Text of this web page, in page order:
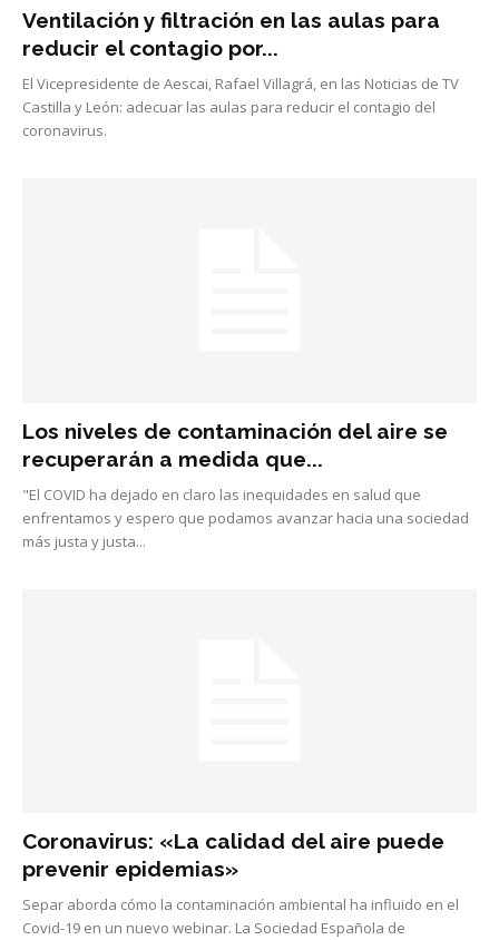
Ventilación y filtración en las aulas para
reducir el contagio por...
El Vicepresidente de Aescai, Rafael Villagrá, en las Noticias de TV
Castilla y León: adecuar las aulas para reducir el contagio del
coronavirus.
Los niveles de contaminación del aire se
recuperarán a medida que...
"El COVID ha dejado en claro las inequidades en salud que
enfrentamos y espero que podamos avanzar hacia una sociedad
más justa y justa...
Coronavirus: «La calidad del aire puede
prevenir epidemias»
Separ aborda cómo la contaminación ambiental ha influido en el
Covid-19 en un nuevo webinar. La Sociedad Española de